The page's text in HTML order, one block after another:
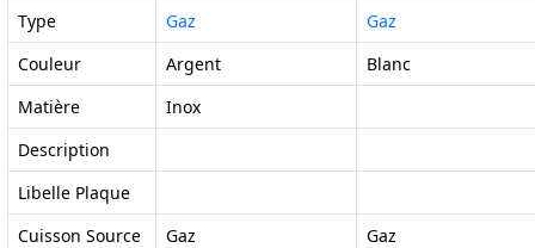
Type
Gaz
Gaz
Couleur
Argent
Blanc
Matière
Inox
Description
Libelle Plaque
Cuisson Source
Gaz
Gaz